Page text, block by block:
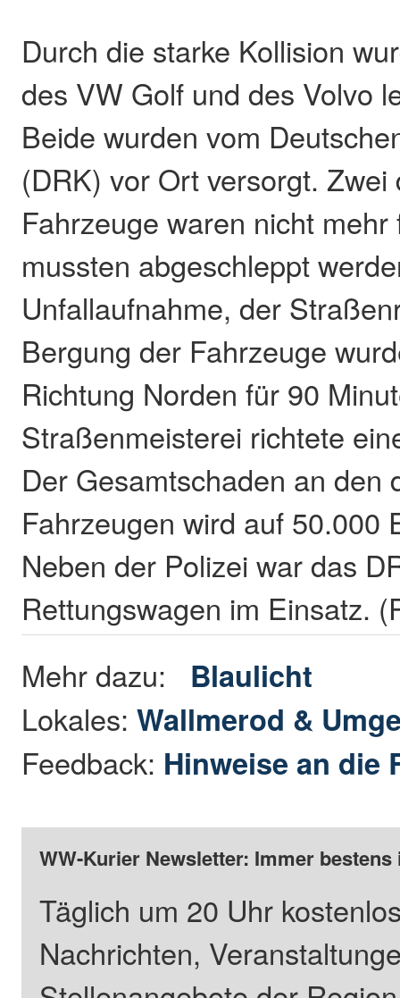
Durch die starke Kollision
des VW Golf und des Volvo
Beide wurden vom
(DRK) vor Ort versorgt. Zwei
Fahrzeuge waren nicht
mussten abgeschleppt
Unfallaufnahme, der
Bergung der Fahrzeuge
Richtung Norden für 90
Straßenmeisterei richtete
Der Gesamtschaden an den
Fahrzeugen wird auf 50.000
Neben der Polizei war das
Rettungswagen im Einsatz.
Mehr dazu: Blaulicht
Lokales:Wallmerod &
Feedback: Hinweise an die
WW-Kurier Newsletter: Immer
Täglich um 20 Uhr
Nachrichten,